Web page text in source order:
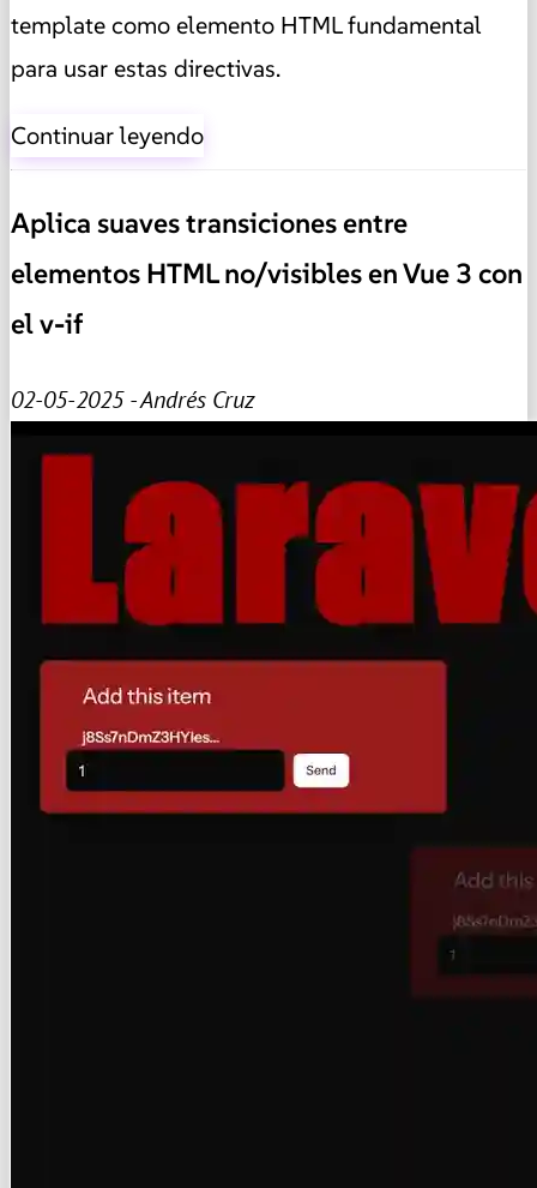
template como elemento HTML fundamental
para usar estas directivas.
Continuar leyendo
Aplica suaves transiciones entre
elementos HTML no/visibles en Vue 3 con
el v-if
02-05-2025 - Andrés Cruz